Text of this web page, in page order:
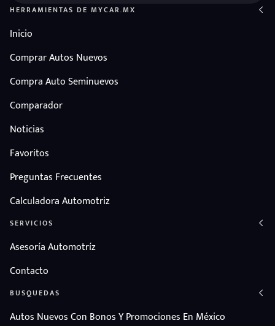
HERRAMIENTAS DE MYCAR.MX
Inicio
Comprar Autos Nuevos
Compra Auto Seminuevos
Comparador
Noticias
Favoritos
Preguntas Frecuentes
Calculadora Automotriz
SERVICIOS
Asesoría Automotríz
Contacto
BUSQUEDAS
Autos Nuevos Con Bonos Y Promociones En México